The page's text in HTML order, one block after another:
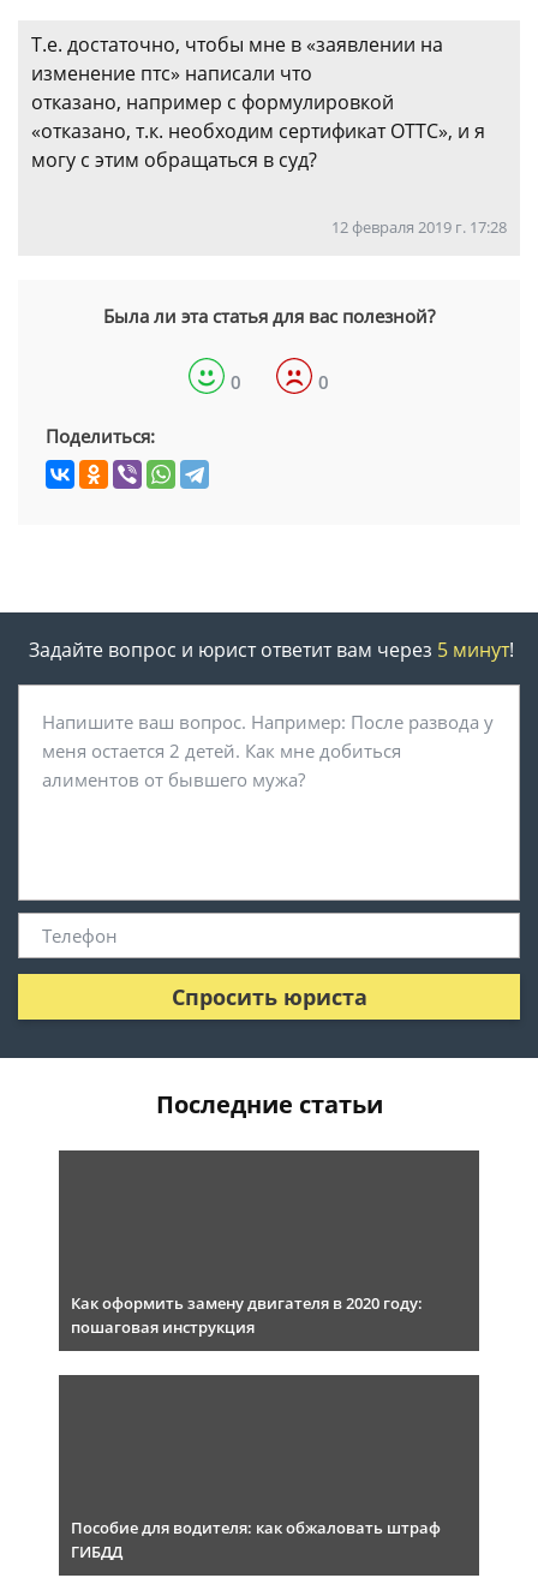
Т.е. достаточно, чтобы мне в «заявлении на
изменение птс» написали что
отказано, например с формулировкой
«отказано, т.к. необходим сертификат ОТТС», и я
могу с этим обращаться в суд?
12 февраля 2019 г. 17:28
Была ли эта статья для вас полезной?
0 0
Поделиться:
Задайте вопрос и юрист ответит вам через 5 минут!
Спросить юриста
Последние статьи
Как оформить замену двигателя в 2020 году:
пошаговая инструкция
Пособие для водителя: как обжаловать штраф
ГИБДД